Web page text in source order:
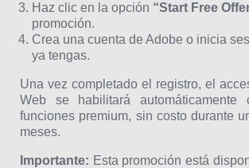
Haz clic en la opción “Start Free
promoción.
Crea una cuenta de Adobe o inicia
ya tengas.
Una vez completado el registro, el
Web se habilitará automáticamente
funciones premium, sin costo durante
meses.
Importante: Esta promoción está